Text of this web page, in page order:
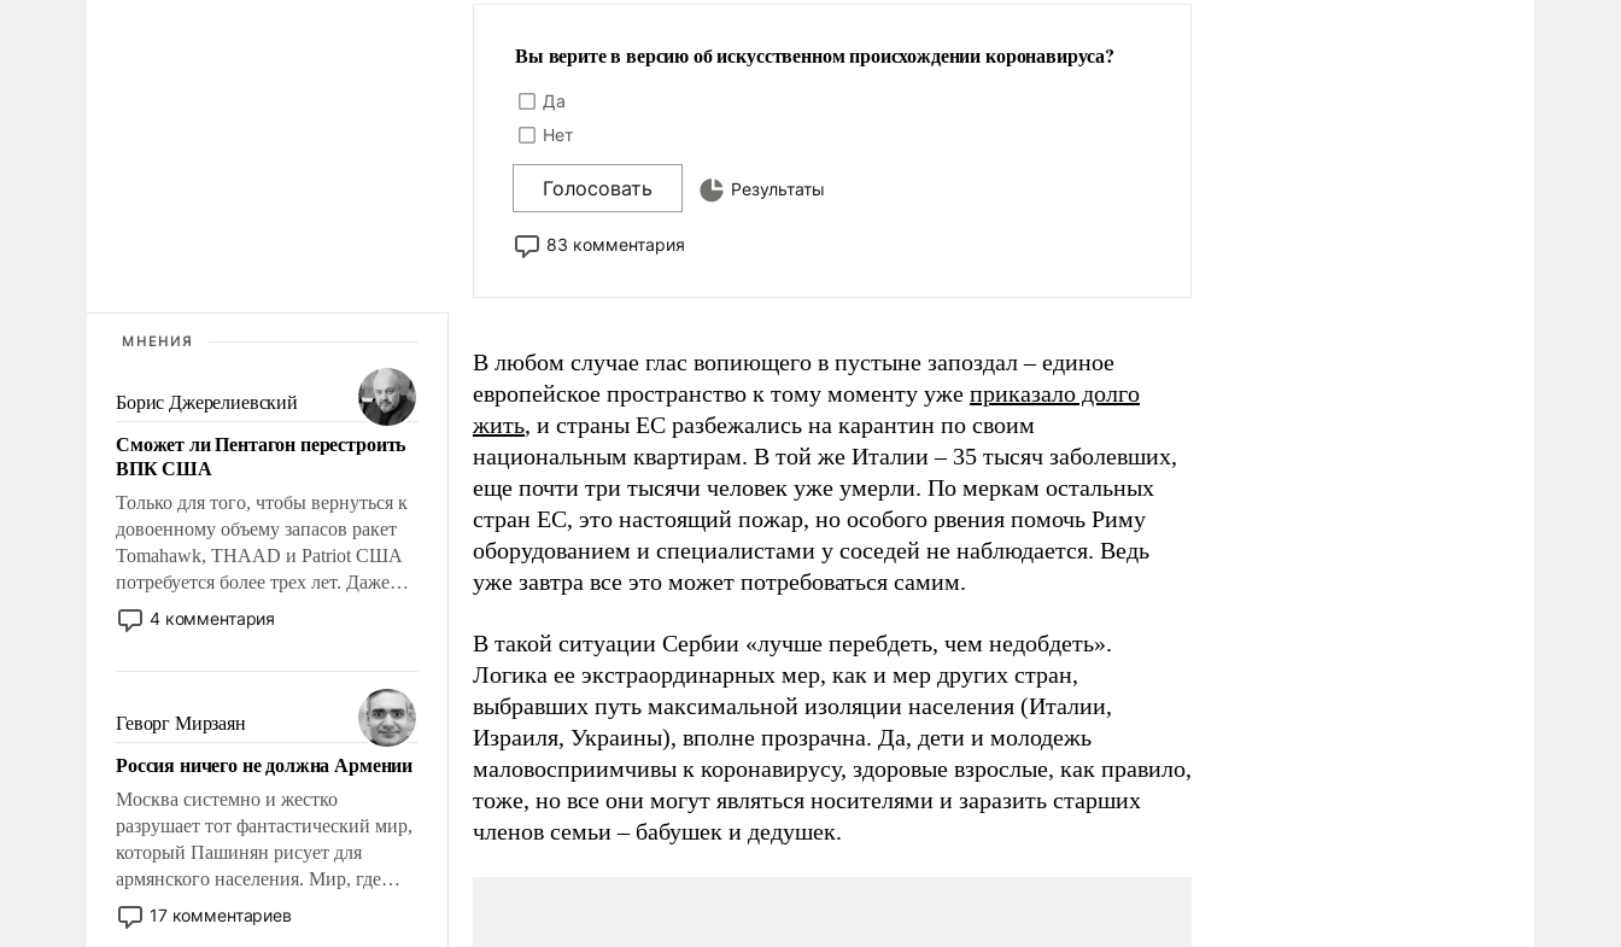
МНЕНИЯ
Борис Джерелиевский
Сможет ли Пентагон перестроить
ВПК США
Только для того, чтобы вернуться к
довоенному объему запасов ракет
Tomahawk, THAAD и Patriot США
потребуется более трех лет. Даже
небольшая война с Ираном
опустошила американские
уязвимости США, например, перед
Китаем.
4 комментария
Геворг Мирзаян
Россия ничего не должна Армении
Москва системно и жестко
разрушает тот фантастический мир,
который Пашинян рисует для
армянского населения. Мир, где
политические прожекты будут
безусловно оплачиваться за счет
17 комментариев
Вы верите в версию об искусственном происхождении коронавируса?
Да
Нет
Голосовать Результаты
83 комментария
В любом случае глас вопиющего в пустыне запоздал – единое
европейское пространство к тому моменту уже приказало долго
жить, и страны ЕС разбежались на карантин по своим
национальным квартирам. В той же Италии – 35 тысяч заболевших,
еще почти три тысячи человек уже умерли. По меркам остальных
стран ЕС, это настоящий пожар, но особого рвения помочь Риму
оборудованием и специалистами у соседей не наблюдается. Ведь
уже завтра все это может потребоваться самим.
В такой ситуации Сербии «лучше перебдеть, чем недобдеть».
Логика ее экстраординарных мер, как и мер других стран,
выбравших путь максимальной изоляции населения (Италии,
Израиля, Украины), вполне прозрачна. Да, дети и молодежь
маловосприимчивы к коронавирусу, здоровые взрослые, как правило,
тоже, но все они могут являться носителями и заразить старших
членов семьи – бабушек и дедушек.